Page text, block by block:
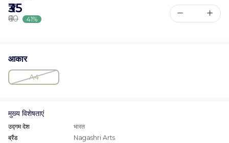
₹35
₹60 41%
आकार
A4
मुख्य विशेषताएं
उद्गम देश
भारत
ब्रैंड
Nagashri Arts